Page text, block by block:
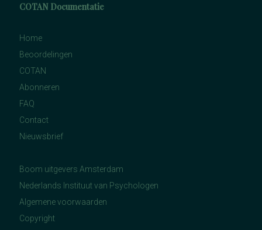
COTAN Documentatie
Home
Beoordelingen
COTAN
Abonneren
FAQ
Contact
Nieuwsbrief
Boom uitgevers Amsterdam
Nederlands Instituut van Psychologen
Algemene voorwaarden
Copyright